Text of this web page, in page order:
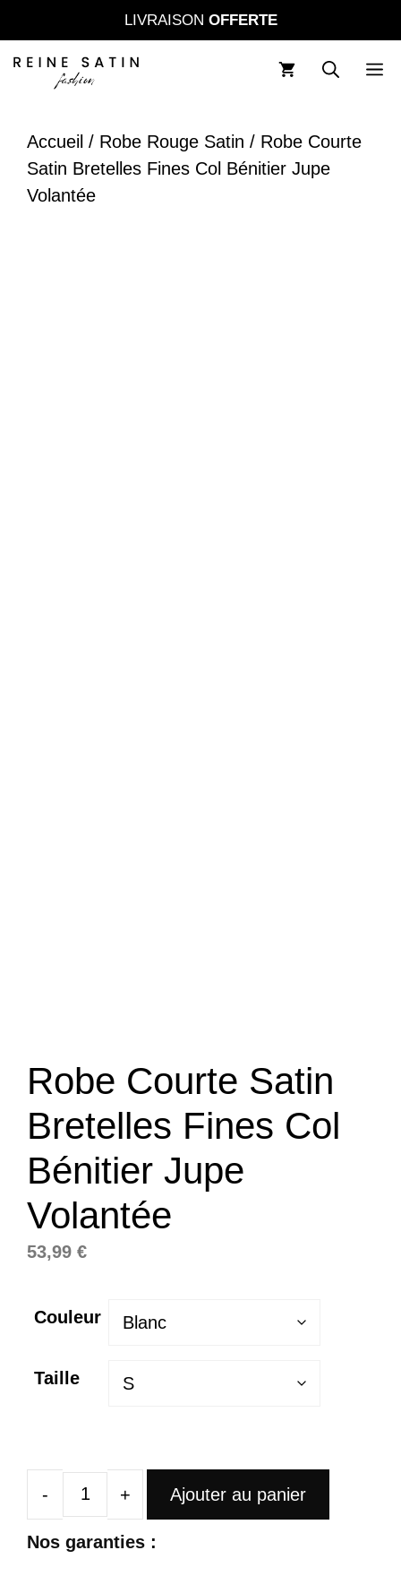
au
contenu
LIVRAISON OFFERTE
Accueil / Robe Rouge Satin / Robe Courte
Satin Bretelles Fines Col Bénitier Jupe
Volantée
Robe Courte Satin
Bretelles Fines Col
Bénitier Jupe
Volantée
53,99 €
Couleur
Taille
quantité
Ajouter au panier
Nos garanties :